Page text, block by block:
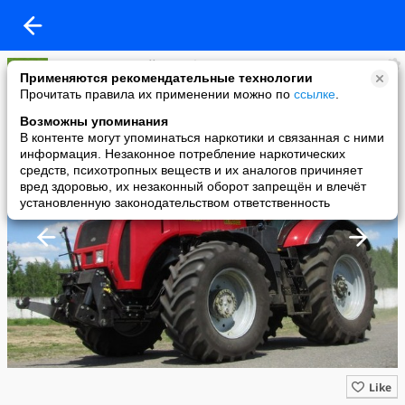
Применяются рекомендательные технологии
Прочитать правила их применении можно по ссылке
Возможны упоминания
В контенте могут упоминаться наркотики и связанная с ними
информация. Незаконное потребление наркотических
средств, психотропных веществ и их аналогов причиняет
вред здоровью, их незаконный оборот запрещён и влечёт
установленную законодательством ответственность
Группа компаний "Агрофирма TNK"
added a photo
27 Jan в 10:53
Like